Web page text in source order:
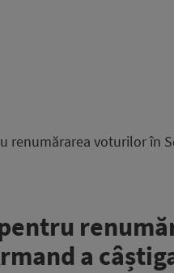
renumărarea voturilor în
a